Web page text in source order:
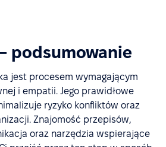
podsumowanie
jest procesem wymagającym
i empatii. Jego prawidłowe
ryzyko konfliktów oraz
Znajomość przepisów,
oraz narzędzia wspierające